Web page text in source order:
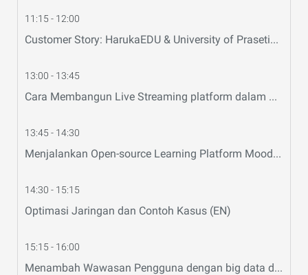
11:15 - 12:00
Customer Story: HarukaEDU & University of Prasetiya Mulia
13:00 - 13:45
Cara Membangun Live Streaming platform dalam Alibaba Cloud (Bahasa)
13:45 - 14:30
Menjalankan Open-source Learning Platform Moodle dalam Alibaba Cloud (Bahasa)
14:30 - 15:15
Optimasi Jaringan dan Contoh Kasus (EN)
15:15 - 16:00
Menambah Wawasan Pengguna dengan big data dan analytics (EN)